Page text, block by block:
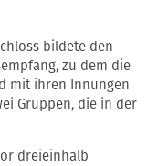
bildete den
zu dem die
mit ihren Innungen
Gruppen, die in der
dreieinhalb